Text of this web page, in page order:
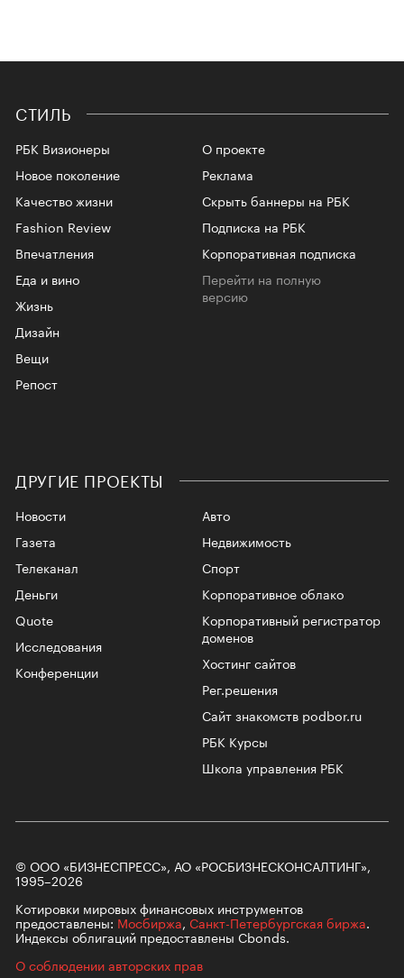
СТИЛЬ
РБК Визионеры
Новое поколение
Качество жизни
Fashion Review
Впечатления
Еда и вино
Жизнь
Дизайн
Вещи
Репост
О проекте
Реклама
Скрыть баннеры на РБК
Подписка на РБК
Корпоративная подписка
Перейти на полную
версию
ДРУГИЕ ПРОЕКТЫ
Новости
Газета
Телеканал
Авто
Недвижимость
Спорт
Корпоративное облако
Корпоративный регистратор
доменов
Хостинг сайтов
Рег.решения
Сайт знакомств podbor.ru
РБК Курсы
Школа управления РБК
Деньги
Quote
Исследования
Конференции
© ООО «БИЗНЕСПРЕСС», АО «РОСБИЗНЕСКОНСАЛТИНГ»,
1995–2026
Котировки мировых финансовых инструментов
предоставлены: Мосбиржа, Санкт-Петербургская биржа.
Индексы облигаций предоставлены Cbonds.
О соблюдении авторских прав